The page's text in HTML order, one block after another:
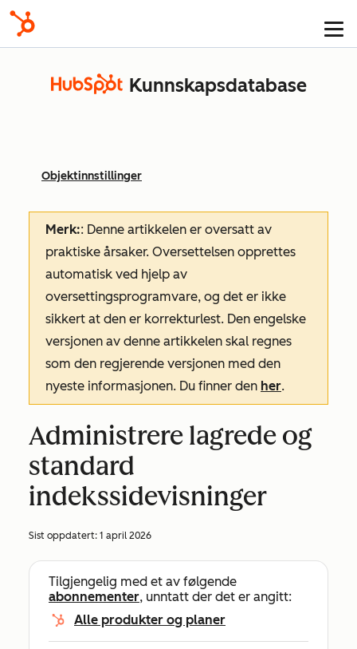
Kunnskapsdatabase
Objektinnstillinger
Merk:: Denne artikkelen er oversatt av
praktiske årsaker. Oversettelsen opprettes
automatisk ved hjelp av
oversettingsprogramvare, og det er ikke
sikkert at den er korrekturlest. Den engelske
versjonen av denne artikkelen skal regnes
som den regjerende versjonen med den
nyeste informasjonen. Du finner den her.
Administrere lagrede og
standard
indekssidevisninger
Sist oppdatert: 1 april 2026
Tilgjengelig med et av følgende
abonnementer, unntatt der det er angitt:
Alle produkter og planer